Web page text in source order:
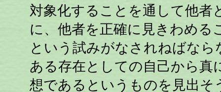
対象化することを通して他者
に、他者を正確に見きわめる
という試みがなされねばな
ある存在としての自己から真
想であるというものを見出そ